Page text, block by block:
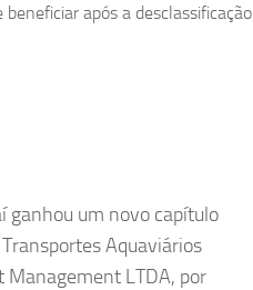
após a desclassificação
ganhou um novo capítulo
Aquaviários
Management LTDA, por